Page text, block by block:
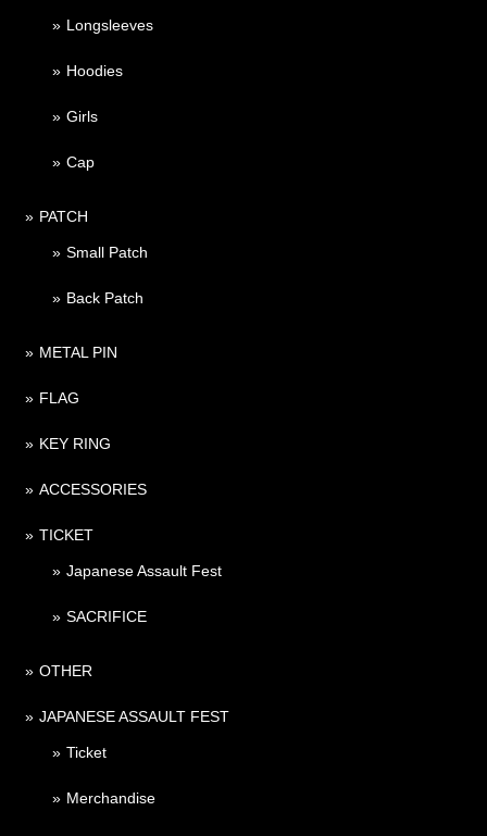
Longsleeves
Hoodies
Girls
Cap
PATCH
Small Patch
Back Patch
METAL PIN
FLAG
KEY RING
ACCESSORIES
TICKET
Japanese Assault Fest
SACRIFICE
OTHER
JAPANESE ASSAULT FEST
Ticket
Merchandise